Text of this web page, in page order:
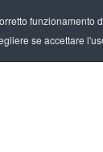
funzionamento
se accettare